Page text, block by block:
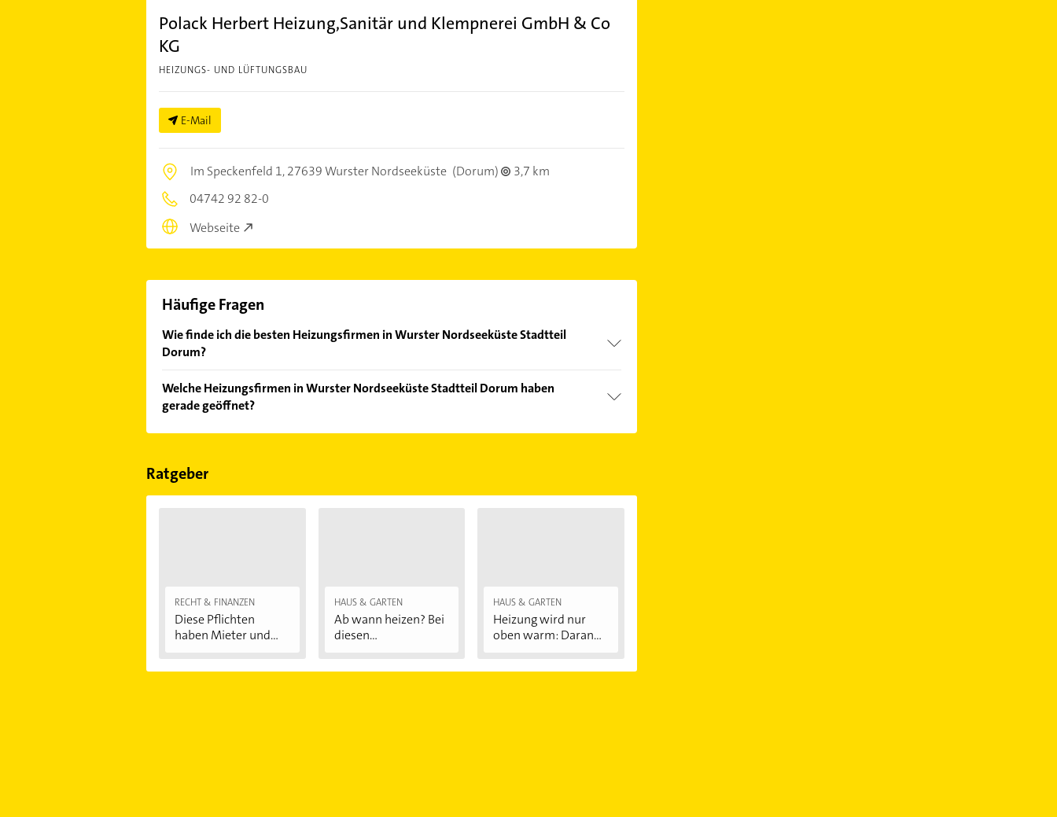
Polack Herbert Heizung,Sanitär und Klempnerei GmbH & Co
KG
HEIZUNGS- UND LÜFTUNGSBAU
E-Mail
Im Speckenfeld 1,27639 Wurster Nordseeküste (Dorum)
3,7 km
04742 92 82-0
Webseite
Häufige Fragen
Wie finde ich die besten Heizungsfirmen in Wurster Nordseeküste Stadtteil
Dorum?
von den Empfehlungen. Die Suchergebnisse können Sie sich einfach nach
Bewertungensortiert anzeigen lassen.
Welche Heizungsfirmen in Wurster Nordseeküste Stadtteil Dorum haben
gerade geöffnet?
Im Anbieter-Bereich finden Sie alleÖffnungszeiten. Bitte beachten Sie, dass diese an
Ratgeber
RECHT & FINANZEN
Diese Pflichten
haben Mieter und...
HAUS & GARTEN
Ab wann heizen? Bei
diesen
HAUS & GARTEN
Heizung wird nur
oben warm: Daran...